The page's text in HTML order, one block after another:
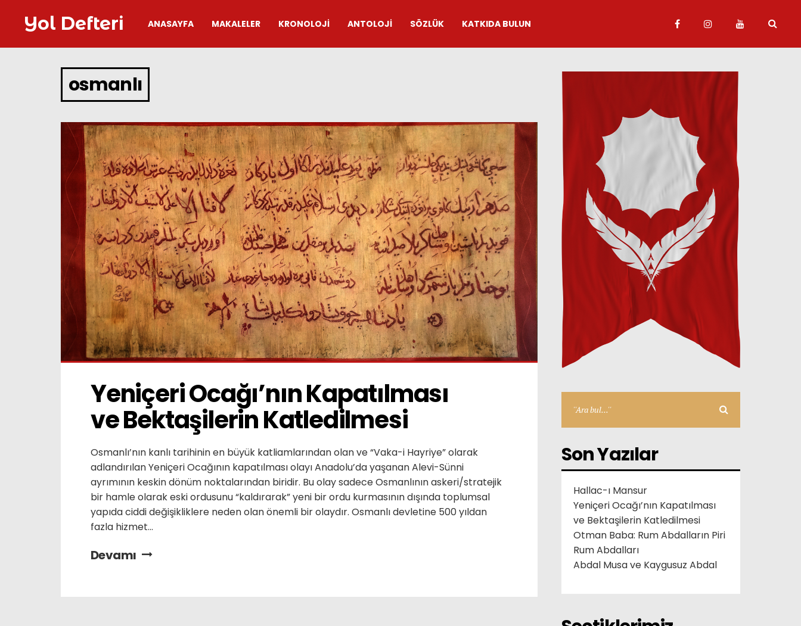
Yol Defteri ANASAYFA MAKALELER KRONOLOJİ ANTOLOJİ SÖZLÜK KATKIDA BULUN
osmanlı
Yeniçeri Ocağı’nın Kapatılması
ve Bektaşilerin Katledilmesi
Osmanlı’nın kanlı tarihinin en büyük katliamlarından olan ve “Vaka-i Hayriye” olarak
adlandırılan Yeniçeri Ocağının kapatılması olayı Anadolu’da yaşanan Alevi-Sünni
ayrımının keskin dönüm noktalarından biridir. Bu olay sadece Osmanlının askeri/stratejik
bir hamle olarak eski ordusunu “kaldırarak” yeni bir ordu kurmasının dışında toplumsal
yapıda ciddi değişikliklere neden olan önemli bir olaydır. Osmanlı devletine 500 yıldan
fazla hizmet...
Devamı
Son Yazılar
Hallac-ı Mansur
Yeniçeri Ocağı’nın Kapatılması
ve Bektaşilerin Katledilmesi
Otman Baba: Rum Abdalların Piri
Rum Abdalları
Abdal Musa ve Kaygusuz Abdal